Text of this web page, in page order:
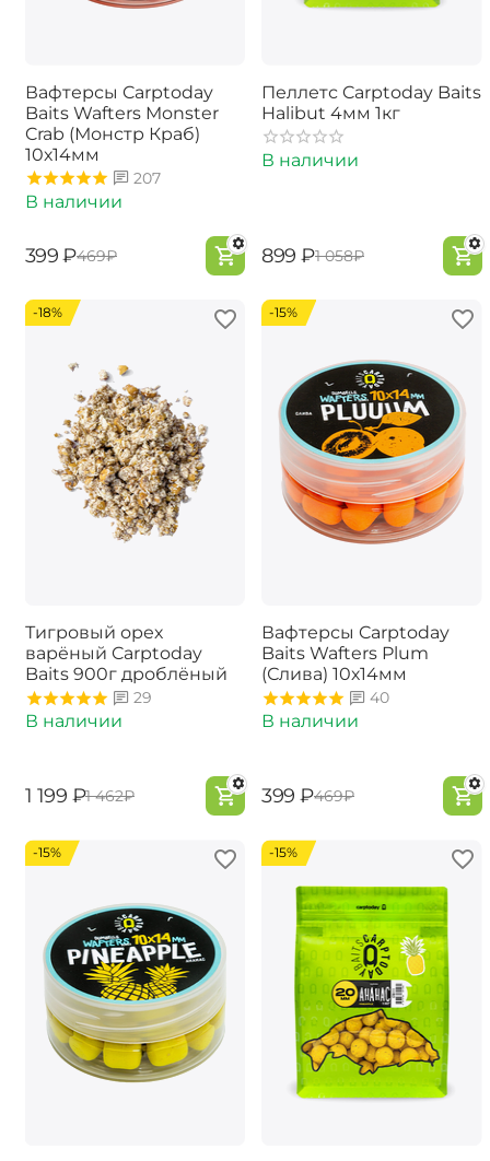
Вафтерсы Carptoday
Baits Wafters Monster
Crab (Монстр Краб)
10х14мм
207
В наличии
‍399‍ ₽‍469‍₽
Пеллетс Carptoday Baits
Halibut 4мм 1кг
В наличии
‍899‍ ₽‍1 058‍₽
-18%
Тигровый орех
варёный Carptoday
Baits 900г дроблёный
29
В наличии
‍1 199‍ ₽‍1 462‍₽
-15%
Вафтерсы Carptoday
Baits Wafters Plum
(Слива) 10х14мм
40
В наличии
‍399‍ ₽‍469‍₽
-15% -15%